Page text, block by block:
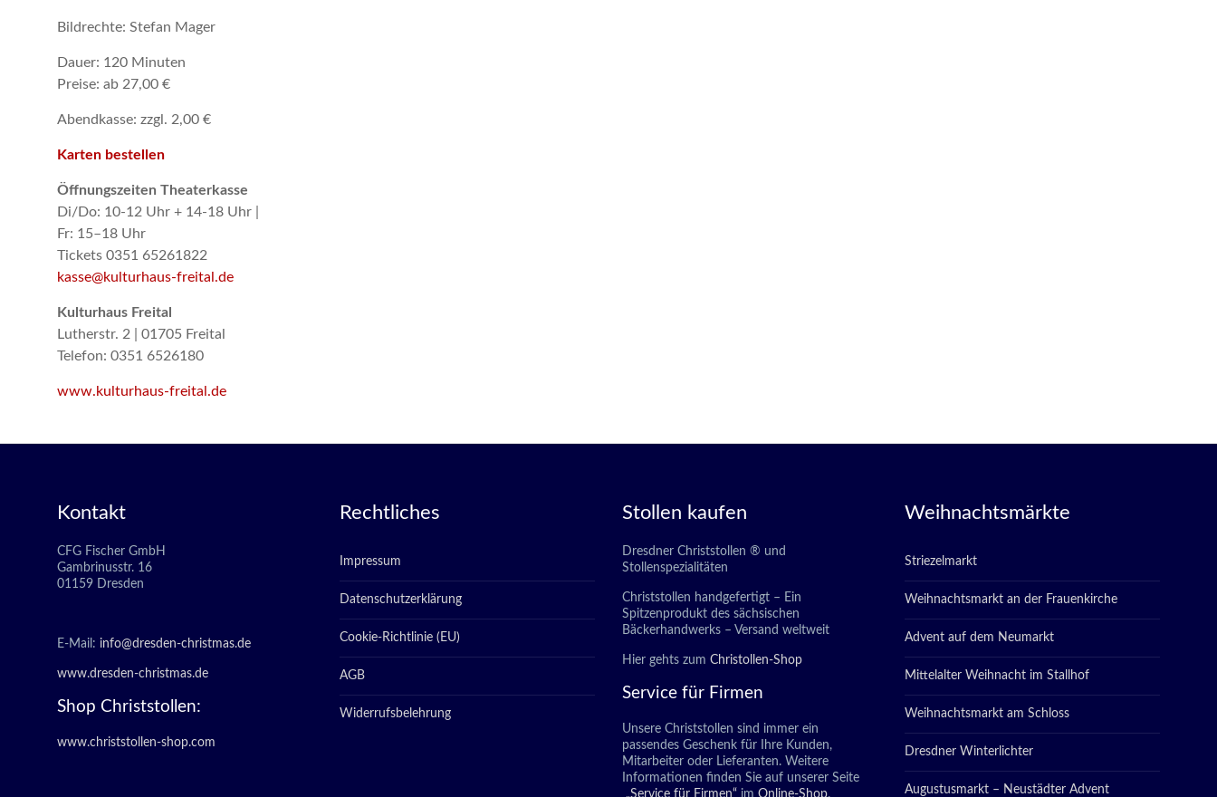
Bildrechte: Stefan Mager
Dauer: 120 Minuten
Preise: ab 27,00 €
Abendkasse: zzgl. 2,00 €
Karten bestellen
Öffnungszeiten Theaterkasse
Di/Do: 10-12 Uhr + 14-18 Uhr |
Fr: 15–18 Uhr
Tickets 0351 65261822
kasse@kulturhaus-freital.de
Kulturhaus Freital
Lutherstr. 2 | 01705 Freital
Telefon: 0351 6526180
www.kulturhaus-freital.de
Kontakt
CFG Fischer GmbH
Gambrinusstr. 16
01159 Dresden
E-Mail: info@dresden-christmas.de
www.dresden-christmas.de
Shop Christstollen:
www.christstollen-shop.com
Rechtliches
Impressum
Datenschutzerklärung
Cookie-Richtlinie (EU)
AGB
Widerrufsbelehrung
Stollen kaufen
Dresdner Christstollen ® und
Stollenspezialitäten
Christstollen handgefertigt – Ein
Spitzenprodukt des sächsischen
Bäckerhandwerks – Versand weltweit
Hier gehts zum Christollen-Shop
Service für Firmen
Unsere Christstollen sind immer ein
passendes Geschenk für Ihre Kunden,
Mitarbeiter oder Lieferanten. Weitere
Informationen finden Sie auf unserer Seite
„Service für Firmen“ im Online-Shop.
Weihnachtsmärkte
Striezelmarkt
Weihnachtsmarkt an der Frauenkirche
Advent auf dem Neumarkt
Mittelalter Weihnacht im Stallhof
Weihnachtsmarkt am Schloss
Dresdner Winterlichter
Augustusmarkt – Neustädter Advent